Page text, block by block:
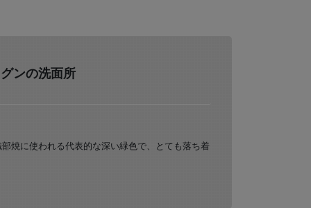
ンの洗面所
焼に使われる代表的な深い緑色で、とても落ち着